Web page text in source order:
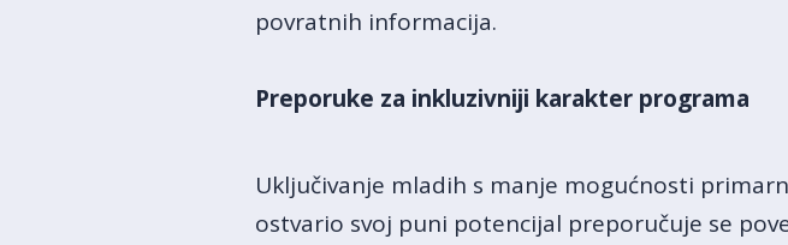
povratnih informacija.
Preporuke za inkluzivniji karakter programa
Uključivanje mladih s manje mogućnosti
ostvario svoj puni potencijal preporučuje se